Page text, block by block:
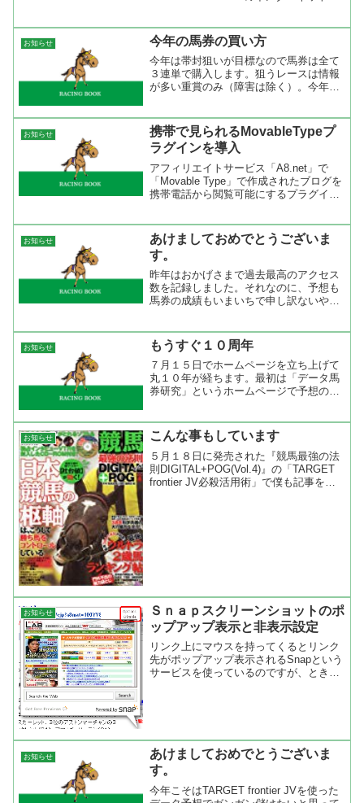
でおこなえるのですが、これだと右クリ
ックメニュ...
お知らせ 今年の馬券の買い方
今年は帯封狙いが目標なので馬券は全て
３連単で購入します。狙うレースは情報
が多い重賞のみ（障害は除く）。今年の
買ったとして全部で２５万２０００円の
投資。 買い方は１×２×...
お知らせ
携帯で見られるMovableTypeプ
ラグインを導入
アフィリエイトサービス「A8.net」で
「Movable Type」で作成されたブログを
携帯電話から閲覧可能にするプラグイン
ている人なら誰でも使えます。F@N C...
お知らせ
あけましておめでとうございま
す。
昨年はおかげさまで過去最高のアクセス
数を記録しました。それなのに、予想も
馬券の成績もいまいちで申し訳ないやら
こはひとつ初心に返ってシンプルな予想
を心がけたいと思います。...
お知らせ もうすぐ１０周年
７月１５日でホームページを立ち上げて
丸１０年が経ちます。最初は「データ馬
券研究」というホームページで予想のペ
BOOK）を立ち上げた。まだ、競馬のホ
ームページは少なか...
お知らせ こんな事もしています
５月１８日に発売された『競馬最強の法
則DIGITAL+POG(Vol.4)』の「TARGET
frontier JV必殺活用術」で僕も記事を書
お知らせ
Ｓｎａｐスクリーンショットのポ
ップアップ表示と非表示設定
リンク上にマウスを持ってくるとリンク
先がポップアップ表示されるSnapという
サービスを使っているのですが、ときど
お知らせ
あけましておめでとうございま
す。
今年こそはTARGET frontier JVを使った